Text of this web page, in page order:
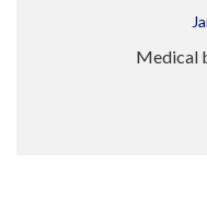
Medical